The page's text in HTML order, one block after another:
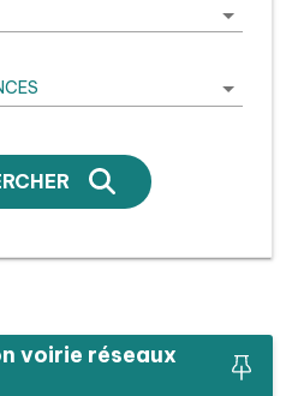
voirie réseaux